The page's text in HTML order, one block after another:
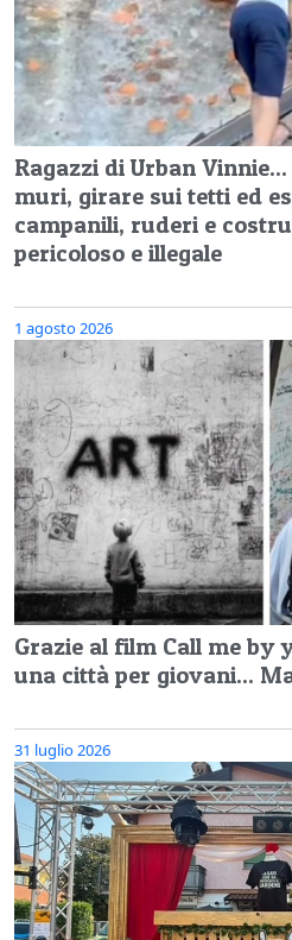
Ragazzi di Urban
muri, girare sui tetti ed
campanili, ruderi e
pericoloso e illegale
1 agosto 2026
Grazie al film Call me by
una città per giovani...
31 luglio 2026